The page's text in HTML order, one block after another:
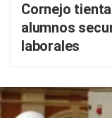
Cornejo
alumnos
laborales